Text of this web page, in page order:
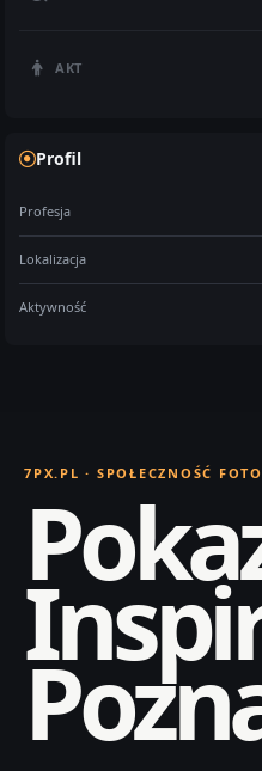
AKT
Profil
Profesja
Lokalizacja
Aktywność
7PX.PL · SPOŁECZNOŚĆ